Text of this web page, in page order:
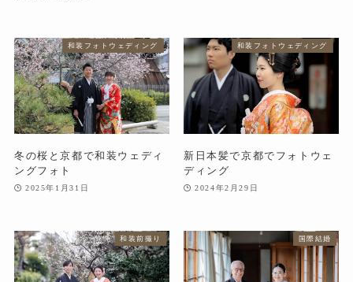
和装フォトウェディング
冬の桜と京都で和装ウェディ
ングフォト
2025年1月31日
和装フォトウェディング
新日本髪で京都でフォトウェ
ディング
2024年2月29日
和装前撮り 国際結婚